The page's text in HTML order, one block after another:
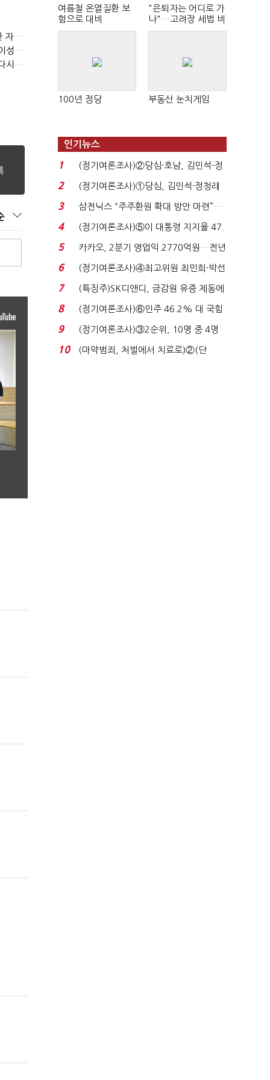
(정기여론조사)③2순위, 10명 중 4명 '송영길'…정청래 '한 자릿수'
(정기여론조사)④최고위원 최민희·박선원 '양강'…서미화·이성윤·임미애 뒤이어
(정기여론조사)⑤이 대통령 지지율 47.7%…일주일 만에 다시 40%대
여름철 온열질환 보
험으로 대비
"은퇴자는 어디로 가
나"…고려장 세법 비
판 확산
100년 정당 부동산 눈치게임
인기뉴스
1
(정기여론조사)②당심·호남, 김민석-정
청래 '초접전'...
2
(정기여론조사)①당심, 김민석·정청래
'초접전'…대통령 ...
3
삼전닉스 “주주환원 확대 방안 마련”…
로이터에 성명...
4
(정기여론조사)⑤이 대통령 지지율 47.
7%…일주일 만에 ...
5
카카오, 2분기 영업익 2770억원…전년
비 36% 증가...
6
(정기여론조사)④최고위원 최민희·박선
원 '양강'…서미...
7
(특징주)SK디앤디, 금감원 유증 제동에
장 초반 상한가...
8
(정기여론조사)⑥민주 46.2% 대 국힘
31.0%…오차범위 밖 ...
9
(정기여론조사)③2순위, 10명 중 4명
'송영길'…정청래 '한 ...
10
(마약범죄, 처벌에서 치료로)②(단